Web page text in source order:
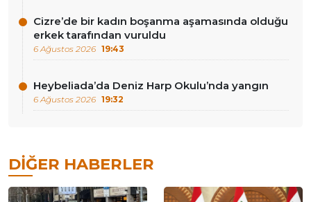
Cizre’de bir kadın boşanma aşamasında olduğu
erkek tarafından vuruldu
6 Ağustos 2026 19:43
Heybeliada’da Deniz Harp Okulu’nda yangın
6 Ağustos 2026 19:32
DIĞER HABERLER